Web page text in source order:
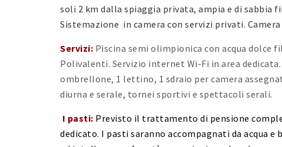
soli 2 km dalla spiaggia privata, ampia e di
Sistemazione in camera con servizi privati.
Servizi: Piscina semi olimpionica con acqua
Polivalenti. Servizio internet Wi-Fi in area
ombrellone, 1 lettino, 1 sdraio per camera
diurna e serale, tornei sportivi e spettacoli serali.
I pasti: Previsto il trattamento di pensione
dedicato. I pasti saranno accompagnati da acqua